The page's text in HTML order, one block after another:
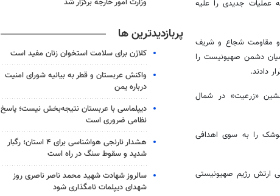
عملیات جدیدی را علیه
و مقاومت شجاع و شریف
۱۶ عصر روز سه‌شنبه یازدهم ژوئن ۲۰۲۴ تجمع نظامیان دشمن صهیونیست را
دادند.
«زرعیت» در شمال
موشک را به سوی اهدافی
ارتش رژیم صهیونیستی
پربازدیدترین ها
کلاژن برای سلامت استخوان زنان مفید است
واکنش عربستان و قطر به بیانیه شورای امنیت
درباره یمن
دیپلماسی با عربستان نتیجه‌بخش نیست؛ پاسخ
نظامی ضروری است
هشدار نارنجی هواشناسی برای ۴ استان؛ رگبار
شدید و سقوط سنگ در راه است
سالروز شهادت شهید محمد ناصر ناصری روز
شهدای دیپلمات نامگذاری شود